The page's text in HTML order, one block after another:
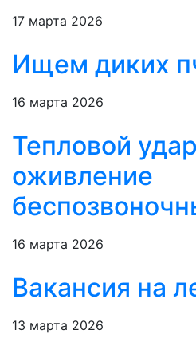
17 марта 2026
Ищем диких
16 марта 2026
Тепловой
оживление
16 марта 2026
Вакансия на
13 марта 2026